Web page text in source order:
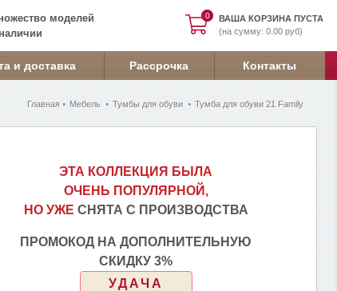
0
0
ВАША КОРЗИНА ПУСТА
(на сумму: 0.00 руб)
моделей
и доставка Рассрочка Контакты
Главная Мебель Тумбы для обуви Тумба для обуви 21 Family
ЭТА КОЛЛЕКЦИЯ БЫЛА
ОЧЕНЬ ПОПУЛЯРНОЙ,
НО УЖЕ СНЯТА С ПРОИЗВОДСТВА
ПРОМОКОД НА ДОПОЛНИТЕЛЬНУЮ
СКИДКУ 3%
УДАЧА